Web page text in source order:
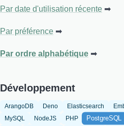
Par date d'utilisation récente
Par préférence
Par ordre alphabétique
Développement
ArangoDB Deno Elasticsearch
MySQL
NodeJS PHP PostgreSQL